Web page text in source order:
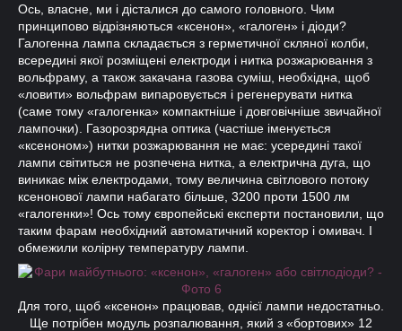
Ось, власне, ми і дісталися до самого головного. Чим
принципово відрізняються «ксенон», «галоген» і діоди?
Галогенна лампа складається з герметичної скляної колби,
всередині якої розміщені електроди і нитка розжарювання з
вольфраму, а також закачана газова суміш, необхідна, щоб
«ловити» вольфрам випаровується і регенерувати нитка
(саме тому «галогенка» компактніше і довговічніше звичайної
лампочки). Газорозрядна оптика (частіше іменується
«ксеноном») нитки розжарювання не має: усередині такої
лампи світиться не розпечена нитка, а електрична дуга, що
виникає між електродами, тому величина світлового потоку
ксенонової лампи набагато більше, 3200 проти 1500 лм
«галогенки»! Ось тому європейські експерти постановили, що
таким фарам необхідний автоматичний коректор і омивач. І
обмежили колірну температуру лампи.
Для того, щоб «ксенон» працював, однієї лампи недостатньо.
Ще потрібен модуль розпалювання, який з «бортових» 12